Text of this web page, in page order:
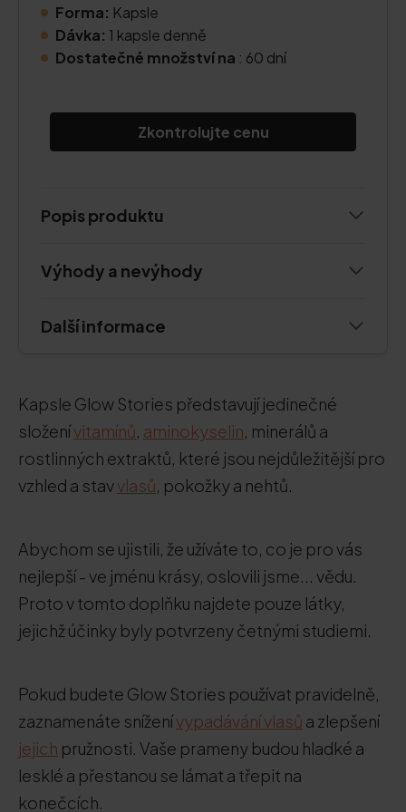
Forma: Kapsle
Dávka: 1 kapsle denně
Dostatečné množství na : 60 dní
Zkontrolujte cenu
Popis produktu
Výhody a nevýhody
Další informace
Kapsle Glow Stories představují jedinečné
složenívitamínů, aminokyselin, minerálů a
rostlinných extraktů, které jsou nejdůležitější pro
vzhled a stavvlasů, pokožky a nehtů.
Abychom se ujistili, že užíváte to, co je pro vás
nejlepší - ve jménu krásy, oslovili jsme... vědu.
Proto v tomto doplňku najdete pouze látky,
jejichž účinky byly potvrzeny četnými studiemi.
Pokud budete Glow Stories používat pravidelně,
zaznamenáte sníženívypadávání vlasů a zlepšení
jejich pružnosti. Vaše prameny budou hladké a
lesklé a přestanou se lámat a třepit na
konečcích.